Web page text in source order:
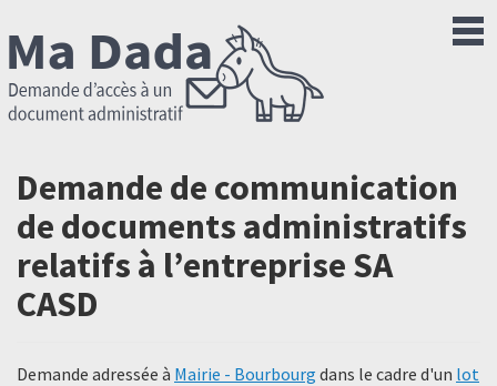
Demande de communication
de documents administratifs
relatifs à l’entreprise SA
CASD
Demande adressée à Mairie - Bourbourg dans le cadre d'un lot